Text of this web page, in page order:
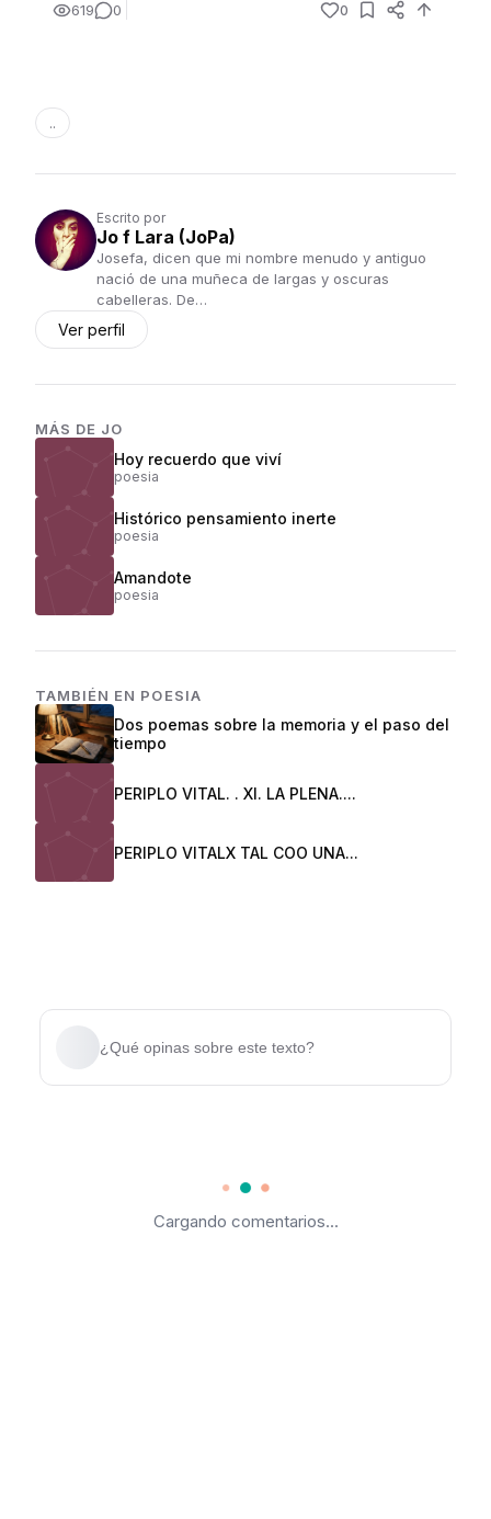
619 0 0
..
Escrito por
Jo f Lara (JoPa)
Josefa, dicen que mi nombre menudo y antiguo
nació de una muñeca de largas y oscuras
cabelleras. De…
Ver perfil
MÁS DE JO
Hoy recuerdo que viví
poesia
Histórico pensamiento inerte
poesia
Amandote
poesia
TAMBIÉN EN POESIA
Dos poemas sobre la memoria y el paso del
tiempo
PERIPLO VITAL. . XI. LA PLENA....
PERIPLO VITALX TAL COO UNA...
¿Qué opinas sobre este texto?
Cargando comentarios...